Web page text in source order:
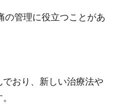
の管理に役立つことがあ
おり、新しい治療法や